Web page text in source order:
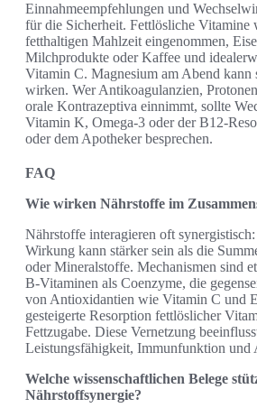
Einnahmeempfehlungen und
für die Sicherheit. Fettlösliche Vitamine
fetthaltigen Mahlzeit eingenommen,
Milchprodukte oder Kaffee und
Vitamin C. Magnesium am Abend kann
wirken. Wer Antikoagulanzien,
orale Kontrazeptiva einnimmt, sollte
Vitamin K, Omega-3 oder der B12-
oder dem Apotheker besprechen.
FAQ
Wie wirken Nährstoffe im
Nährstoffe interagieren oft
Wirkung kann stärker sein als die
oder Mineralstoffe. Mechanismen sind
B‑Vitaminen als Coenzyme, die
von Antioxidantien wie Vitamin C und
gesteigerte Resorption fettlöslicher
Fettzugabe. Diese Vernetzung
Leistungsfähigkeit, Immunfunktion und
Welche wissenschaftlichen Belege
Nährstoffsynergie?